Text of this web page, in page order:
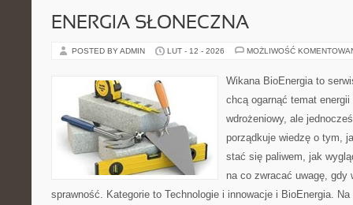
ENERGIA SŁONECZNA
POSTED BY ADMIN LUT - 12 - 2026 MOŻLIWOŚĆ
Wikana BioEnergia to
chcą ogarnąć temat
wdrożeniowy, ale
porządkuje wiedzę o tym,
stać się paliwem, jak
na co zwracać uwagę, gdy
sprawność. Kategorie to Technologie i innowacje i BioEnergia.